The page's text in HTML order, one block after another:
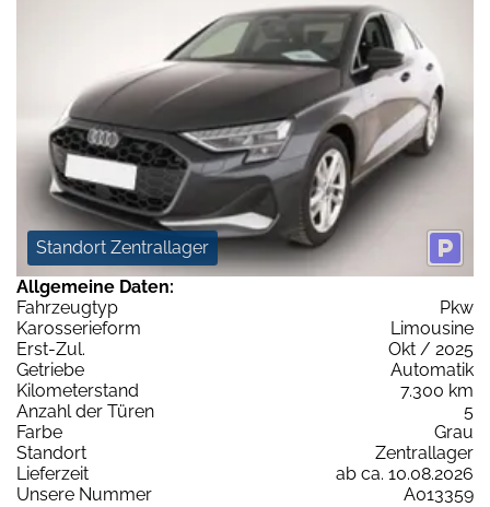
Standort Zentrallager
Allgemeine Daten:
Fahrzeugtyp
Pkw
Karosserieform
Limousine
Erst-Zul.
Okt / 2025
Getriebe
Automatik
Kilometerstand
7.300 km
Anzahl der Türen
5
Farbe
Grau
Standort
Zentrallager
Lieferzeit
ab ca. 10.08.2026
Unsere Nummer
A013359